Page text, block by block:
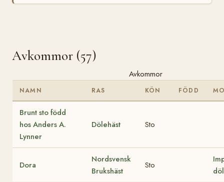
Avkommor (57)
Avkommor
NAMN RAS KÖN FÖDD
Brunt sto född
hos Anders A.
Lynner
Dölehäst Sto
Dora
Nordsvensk
Brukshäst
Sto